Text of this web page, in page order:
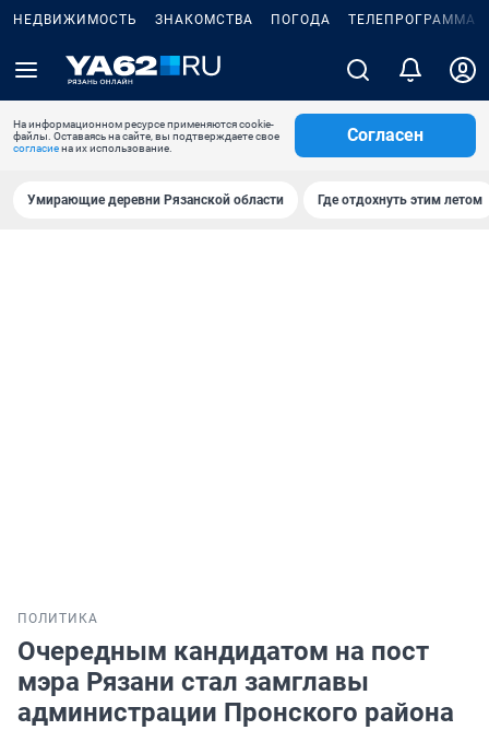
НЕДВИЖИМОСТЬ ЗНАКОМСТВА ПОГОДА ТЕЛЕПРОГРАММА
На информационном ресурсе применяются cookie-
файлы. Оставаясь на сайте, вы подтверждаете свое
согласиена их использование.
Согласен
Умирающие деревни Рязанской области Где отдохнуть этим летом
ПОЛИТИКА
Очередным кандидатом на пост
мэра Рязани стал замглавы
администрации Пронского района